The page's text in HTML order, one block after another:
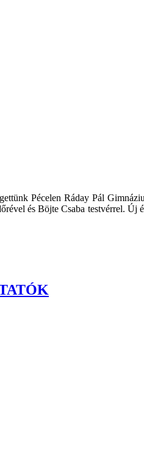
Pécelen Ráday Pál
és Böjte Csaba testvérrel.